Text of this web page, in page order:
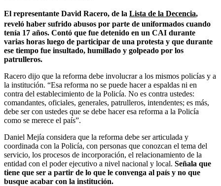
El representante David Racero, de la Lista de la Decencia,
reveló haber sufrido abusos por parte de uniformados cuando
tenía 17 años. Contó que fue detenido en un CAI durante
varias horas luego de participar de una protesta y que durante
ese tiempo fue insultado, humillado y golpeado por los
patrulleros.
Racero dijo que la reforma debe involucrar a los mismos policías y a
la institución. “Esa reforma no se puede hacer a espaldas ni en
contra del establecimiento de la Policía. No es contra ustedes:
comandantes, oficiales, generales, patrulleros, intendentes; es más,
debe ser con ustedes que se debe hacer esa reforma a la Policía
como se merece el país”.
Daniel Mejía considera que la reforma debe ser articulada y
coordinada con la Policía, con personas que conozcan el tema del
servicio, los procesos de incorporación, el relacionamiento de la
entidad con el poder ejecutivo a nivel nacional y local. Señala que
tiene que ser a partir de lo que le convenga al país y no que
busque acabar con la institución.